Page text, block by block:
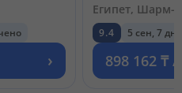
›
Египет, Шарм-
9.4 5 сен, 7
898 162 ₸